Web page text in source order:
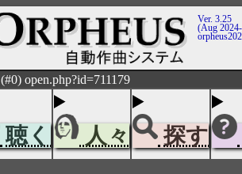
Ver. 3.25
(Aug
(#0) open.php?id=711179
聴く 人々 探す